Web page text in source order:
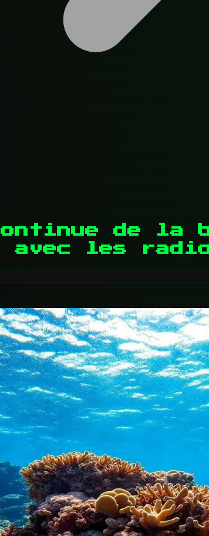
de la
avec les